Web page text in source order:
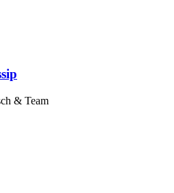
& Team